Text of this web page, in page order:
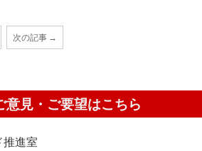
次の記事 →
意見・ご要望はこちら
推進室